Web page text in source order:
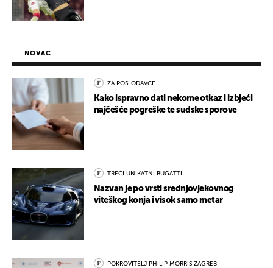
NOVAC
ZA POSLODAVCE
Kako ispravno dati nekome otkaz i izbjeći
najčešće pogreške te sudske sporove
TREĆI UNIKATNI BUGATTI
Nazvan je po vrsti srednjovjekovnog
viteškog konja i visok samo metar
POKROVITELJ PHILIP MORRIS ZAGREB